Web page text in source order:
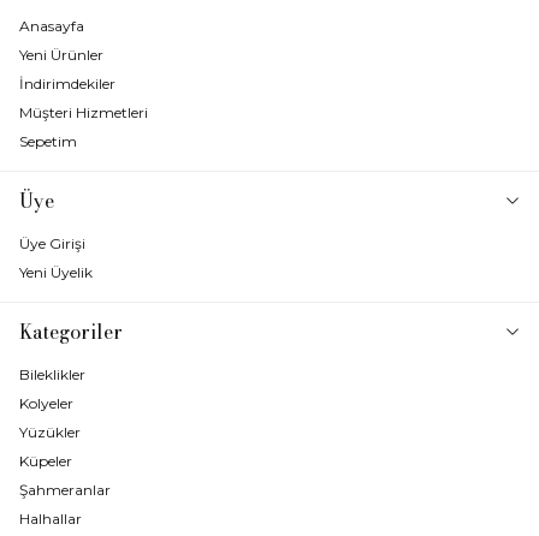
Anasayfa
Yeni Ürünler
İndirimdekiler
Müşteri Hizmetleri
Sepetim
Üye
Üye Girişi
Yeni Üyelik
Kategoriler
Bileklikler
Kolyeler
Yüzükler
Küpeler
Şahmeranlar
Halhallar